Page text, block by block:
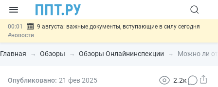
00:01
9 августа: важные документы, вступающие в силу сегодня
#новости
07.08 Подписан закон о блокировке продажи опасных товаров через
«Честный знак»#новости
07.08 Госпошлину за устранение ошибок в документах предлагают
Главная Обзоры Обзоры Онлайнинспекции Можно ли
Опубликовано: 21 фев2025 2.2к